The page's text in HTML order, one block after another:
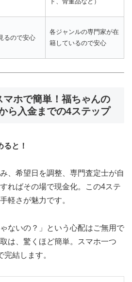
るので安心
各ジャンルの専門家が在
籍しているので安心
マホで簡単！福ちゃんの
ら入金までの4ステップ
と！
、希望日を調整、専門査定士が自
ればその場で現金化。この4ステ
軽さが魅力です。
ないの？」という心配はご無用で
は、驚くほど簡単。スマホ一つ
結します。